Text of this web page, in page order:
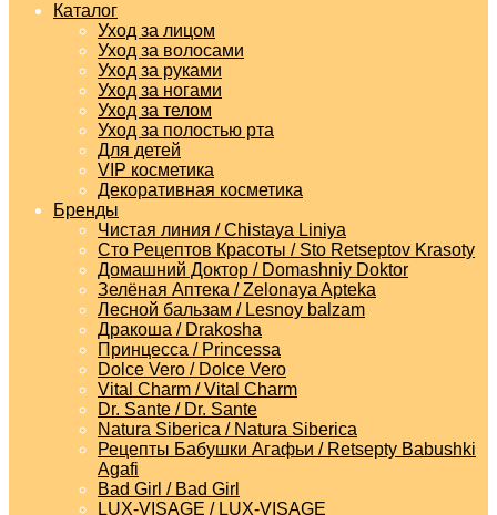
Каталог
Уход за лицом
Уход за волосами
Уход за руками
Уход за ногами
Уход за телом
Уход за полостью рта
Для детей
VIP косметика
Декоративная косметика
Бренды
Чистая линия / Chistaya Liniya
Сто Рецептов Красоты / Sto Retseptov Krasoty
Домашний Доктор / Domashniy Doktor
Зелёная Аптека / Zelonaya Apteka
Лесной бальзам / Lesnoy balzam
Дракоша / Drakosha
Принцесса / Princessa
Dolce Vero / Dolce Vero
Vital Charm / Vital Charm
Dr. Sante / Dr. Sante
Natura Siberica / Natura Siberica
Рецепты Бабушки Агафьи / Retsepty Babushki
Agafi
Bad Girl / Bad Girl
LUX-VISAGE / LUX-VISAGE